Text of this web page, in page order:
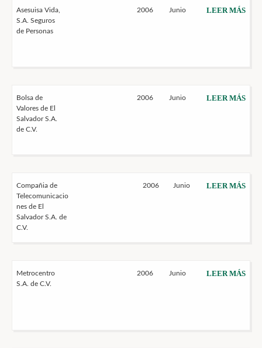
Asesuisa Vida,
S.A. Seguros
de Personas
2006 Junio LEER MÁS
Bolsa de
Valores de El
Salvador S.A.
de C.V.
2006 Junio LEER MÁS
Compañia de
Telecomunicacio
nes de El
Salvador S.A. de
C.V.
2006 Junio LEER MÁS
Metrocentro
S.A. de C.V.
2006 Junio LEER MÁS